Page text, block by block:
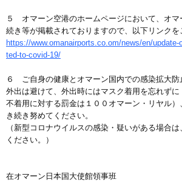
５ オマーン空港のホームページにおいて、オマ
続き等が掲載されておりますので、以下リンクを
https://www.omanairports.co.om/news/en/
ted-to-covid-19/
６ ご自身の健康とオマーン国内での感染拡大防
外出は避けて、外出時にはマスク着用を忘れずに
不着用に対する罰金は１００オマーン・リヤル）
き続き努めてください。
（新型コロナウイルスの感染・疑いがある場合
ください。）
在オマーン日本国大使館領事班